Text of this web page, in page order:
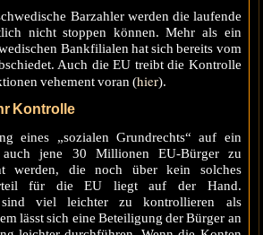
Barzahler werden die laufende
nicht stoppen können. Mehr als ein
Bankfilialen hat sich bereits vom
Auch die EU treibt die Kontrolle
vehement voran (hier).
Kontrolle
eines „sozialen Grundrechts“ auf ein
auch jene 30 Millionen EU-Bürger zu
werden, die noch über kein solches
für die EU liegt auf der Hand.
sind viel leichter zu kontrollieren als
lässt sich eine Beteiligung der Bürger an